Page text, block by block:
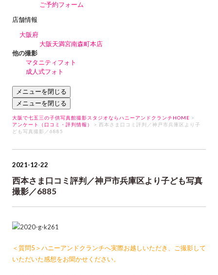
ご予約フォーム
店舗情報
大阪府
大阪天満宮南森町本店
他の撮影
マタニティフォト
成人式フォト
メニューを閉じる
メニューを閉じる
大阪で七五三の子供写真館撮影スタジオならハニーアンドクランチHOME >
アンケート（口コミ・評判情報）
> 西本さま口コミ評判／神戸市兵庫区より子
ども写真撮影／6885
2021-12-22
西本さま口コミ評判／神戸市兵庫区より子ども写真
撮影／6885
＜質問5＞ハニーアンドクランチへ実際お越しいただき、ご撮影して
いただいた感想をお聞かせください。